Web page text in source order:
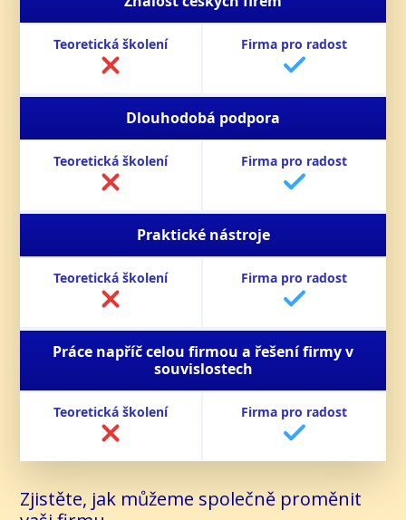
Dlouhodobá podpora
Praktické nástroje
Práce napříč celou firmou a řešení firmy v
souvislostech
Zjistěte, jak můžeme společně proměnit